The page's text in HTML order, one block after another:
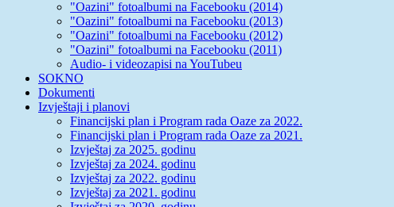
"Oazini" fotoalbumi na Facebooku (2014)
"Oazini" fotoalbumi na Facebooku (2013)
"Oazini" fotoalbumi na Facebooku (2012)
"Oazini" fotoalbumi na Facebooku (2011)
Audio- i videozapisi na YouTubeu
SOKNO
Dokumenti
Izvještaji i planovi
Financijski plan i Program rada Oaze za 2022.
Financijski plan i Program rada Oaze za 2021.
Izvještaj za 2025. godinu
Izvještaj za 2024. godinu
Izvještaj za 2022. godinu
Izvještaj za 2021. godinu